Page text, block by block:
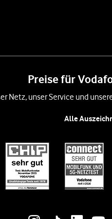
Preise für
Netz, unser Service und
Alle